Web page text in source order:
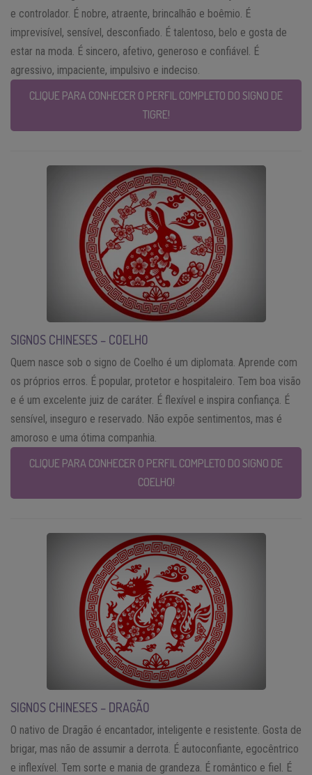
e controlador. É nobre, atraente, brincalhão e boêmio. É
imprevisível, sensível, desconfiado. É talentoso, belo e gosta de
estar na moda. É sincero, afetivo, generoso e confiável. É
agressivo, impaciente, impulsivo e indeciso.
CLIQUE PARA CONHECER O PERFIL COMPLETO DO SIGNO DE
TIGRE!
SIGNOS CHINESES – COELHO
Quem nasce sob o signo de Coelho é um diplomata. Aprende com
os próprios erros. É popular, protetor e hospitaleiro. Tem boa visão
e é um excelente juiz de caráter. É flexível e inspira confiança. É
sensível, inseguro e reservado. Não expõe sentimentos, mas é
amoroso e uma ótima companhia.
CLIQUE PARA CONHECER O PERFIL COMPLETO DO SIGNO DE
COELHO!
SIGNOS CHINESES – DRAGÃO
O nativo de Dragão é encantador, inteligente e resistente. Gosta de
brigar, mas não de assumir a derrota. É autoconfiante, egocêntrico
e inflexível. Tem sorte e mania de grandeza. É romântico e fiel. É